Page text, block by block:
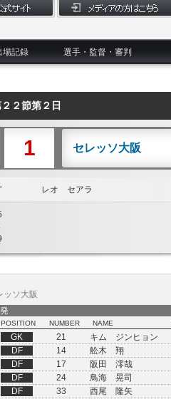
場記録 選手・監督・審判
２節第２日
1 セレッソ大阪
レオ セアラ
ッソ大阪
POSITION NUMBER NAME
GK 21
キム ジンヒョン
DF
14
舩木 翔
DF
17
阪田 澪哉
DF
24
鳥海 晃司
DF
33
西尾 隆矢